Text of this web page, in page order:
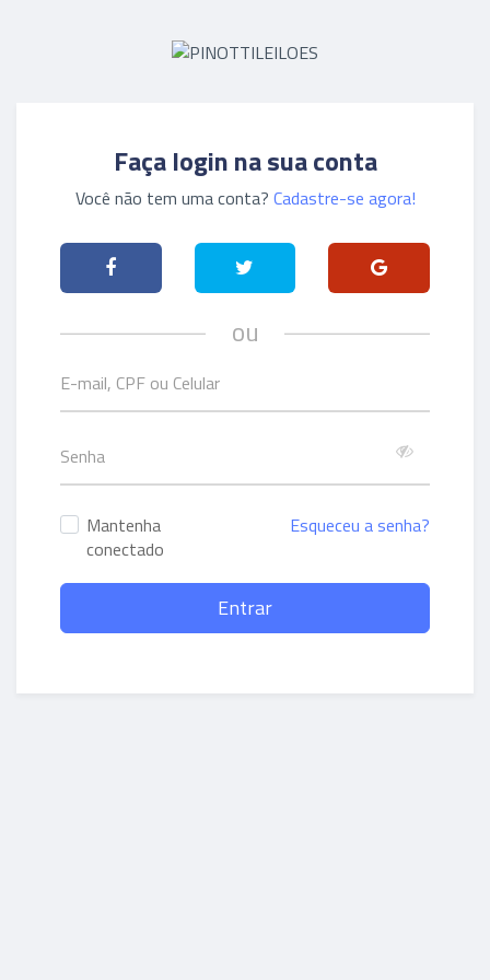
Faça login na sua conta
Você não tem uma conta? Cadastre-se agora!
ou
Mantenha
conectado
Esqueceu a senha?
Entrar